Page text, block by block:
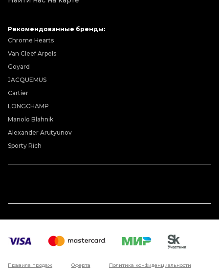
Рекомендованные бренды:
Chrome Hearts
Van Cleef Arpels
Goyard
JACQUEMUS
Cartier
LONGCHAMP
Manolo Blahnik
Alexander Arutyunov
Sporty Rich
Правила продаж Оферта Политика конфиденциальности